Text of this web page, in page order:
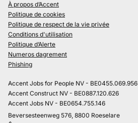
À propos d’Accent
Politique de cookies
Politique de respect de la vie privée
Conditions d'utilisation
Politique d’Alerte
Numeros dagrement
Phishing
Accent Jobs for People NV - BE0455.069.956
Accent Construct NV - BE0887.120.626
Accent Jobs NV - BE0654.755.146
Beversesteenweg 576, 8800 Roeselare